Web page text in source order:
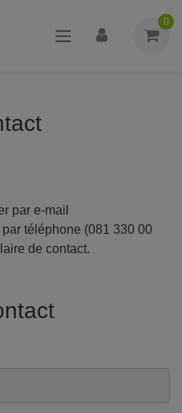
0
par e-mail
téléphone (081 330 00
de contact.